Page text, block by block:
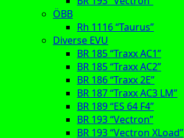
ÖBB
Rh 1116 “Taurus”
Diverse EVU
BR 185 “Traxx AC1”
BR 185 “Traxx AC2”
BR 186 “Traxx 2E”
BR 187 “Traxx AC3 LM”
BR 189 “ES 64 F4”
BR 193 “Vectron”
BR 193 “Vectron XLoad”